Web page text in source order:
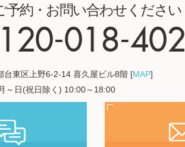
予約・お問い合わせください
018-402
台東区上野6-2-14 喜久屋ビル8階 [MAP]
月～日(祝日除く) 10:00～18:00